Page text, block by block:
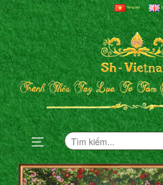
Tiếng Việt